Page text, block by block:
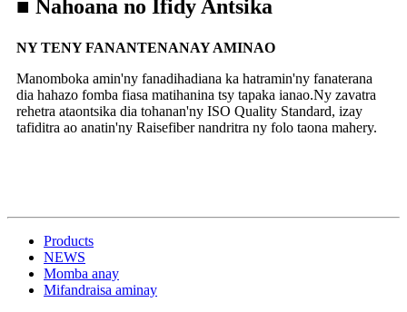
■ Nahoana no Ifidy Antsika
NY TENY FANANTENANAY AMINAO
Manomboka amin'ny fanadihadiana ka hatramin'ny fanaterana
dia hahazo fomba fiasa matihanina tsy tapaka ianao.Ny zavatra
rehetra ataontsika dia tohanan'ny ISO Quality Standard, izay
tafiditra ao anatin'ny Raisefiber nandritra ny folo taona mahery.
Products
NEWS
Momba anay
Mifandraisa aminay